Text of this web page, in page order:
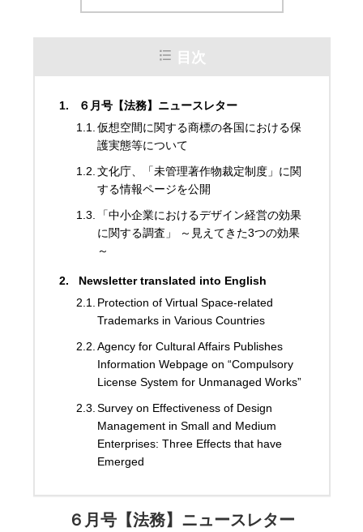
目次
６月号【法務】ニュースレター
仮想空間に関する商標の各国における保
護実態等について
文化庁、「未管理著作物裁定制度」に関
する情報ページを公開
「中小企業におけるデザイン経営の効果
に関する調査」 ～見えてきた3つの効果
～
Newsletter translated into English
Protection of Virtual Space-related
Trademarks in Various Countries
Agency for Cultural Affairs Publishes
Information Webpage on “Compulsory
License System for Unmanaged Works”
Survey on Effectiveness of Design
Management in Small and Medium
Enterprises: Three Effects that have
Emerged
６月号【法務】ニュースレター